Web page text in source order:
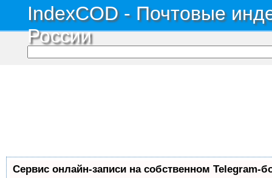
IndexCOD - Почтовые
России
Сервис онлайн-записи на собственном Telegram-